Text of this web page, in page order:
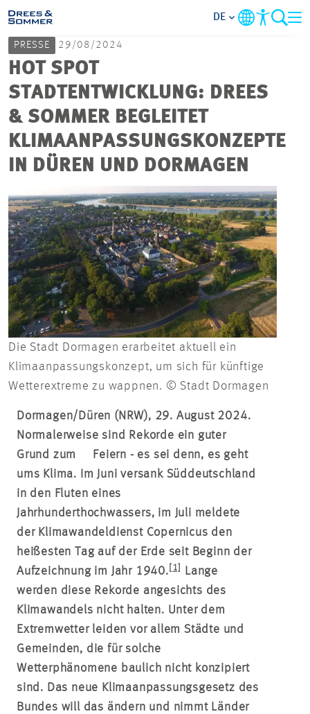
SERVICES
UNTERNEHMEN
IM FOKUS
KARRIERE
PROJEKTE
KONTAKT
DE
PRESSE 29/08/2024
HOT SPOT
STADTENTWICKLUNG: DREES
& SOMMER BEGLEITET
KLIMAANPASSUNGSKONZEPTE
IN DÜREN UND DORMAGEN
Die Stadt Dormagen erarbeitet aktuell ein
Klimaanpassungskonzept, um sich für künftige
Wetterextreme zu wappnen. © Stadt Dormagen
Dormagen/Düren (NRW), 29. August 2024.
Normalerweise sind Rekorde ein guter
Grund zum Feiern - es sei denn, es geht
ums Klima. Im Juni versank Süddeutschland
in den Fluten eines
Jahrhunderthochwassers, im Juli meldete
der Klimawandeldienst Copernicus den
heißesten Tag auf der Erde seit Beginn der
Aufzeichnung im Jahr 1940. [1] Lange
werden diese Rekorde angesichts des
Klimawandels nicht halten. Unter dem
Extremwetter leiden vor allem Städte und
Gemeinden, die für solche
Wetterphänomene baulich nicht konzipiert
sind. Das neue Klimaanpassungsgesetz des
Bundes will das ändern und nimmt Länder